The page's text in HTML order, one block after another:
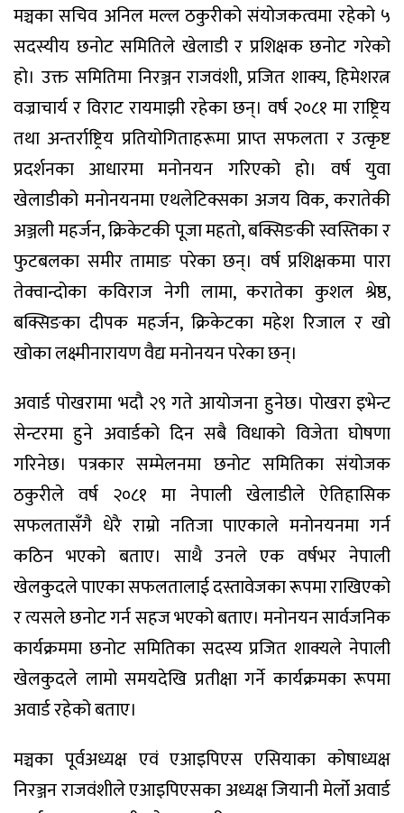
मञ्चका सचिव अनिल मल्ल ठकुरीको संयोजकत्वमा रहेको ५
सदस्यीय छनोट समितिले खेलाडी र प्रशिक्षक छनोट गरेको
हो। उक्त समितिमा निरञ्जन राजवंशी, प्रजित शाक्य, हिमेशरत्न
वज्राचार्य र विराट रायमाझी रहेका छन्। वर्ष २०८१ मा राष्ट्रिय
तथा अन्तर्राष्ट्रिय प्रतियोगिताहरूमा प्राप्त सफलता र उत्कृष्ट
प्रदर्शनका आधारमा मनोनयन गरिएको हो। वर्ष युवा
खेलाडीको मनोनयनमा एथलेटिक्सका अजय विक, करातेकी
अञ्जली महर्जन, क्रिकेटकी पूजा महतो, बक्सिङकी स्वस्तिका र
फुटबलका समीर तामाङ परेका छन्। वर्ष प्रशिक्षकमा पारा
तेक्वान्दोका कविराज नेगी लामा, करातेका कुशल श्रेष्ठ,
बक्सिङका दीपक महर्जन, क्रिकेटका महेश रिजाल र खो
खोका लक्ष्मीनारायण वैद्य मनोनयन परेका छन्।
अवार्ड पोखरामा भदौ २९ गते आयोजना हुनेछ। पोखरा इभेन्ट
सेन्टरमा हुने अवार्डको दिन सबै विधाको विजेता घोषणा
गरिनेछ। पत्रकार सम्मेलनमा छनोट समितिका संयोजक
ठकुरीले वर्ष २०८१ मा नेपाली खेलाडीले ऐतिहासिक
सफलतासँगै धेरै राम्रो नतिजा पाएकाले मनोनयनमा गर्न
कठिन भएको बताए। साथै उनले एक वर्षभर नेपाली
खेलकुदले पाएका सफलतालाई दस्तावेजका रूपमा राखिएको
र त्यसले छनोट गर्न सहज भएको बताए। मनोनयन सार्वजनिक
कार्यक्रममा छनोट समितिका सदस्य प्रजित शाक्यले नेपाली
खेलकुदले लामो समयदेखि प्रतीक्षा गर्ने कार्यक्रमका रूपमा
अवार्ड रहेको बताए।
मञ्चका पूर्वअध्यक्ष एवं एआइपिएस एसियाका कोषाध्यक्ष
निरञ्जन राजवंशीले एआइपिएसका अध्यक्ष जियानी मेर्लो अवार्ड